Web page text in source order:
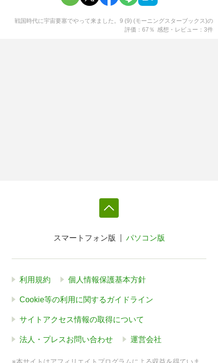
戦国時代に宇宙要塞でやって来ました。9 (9) (モーニングスターブックス)の
評価
67 ％ 感想・レビュー 3件
スマートフォン版 パソコン版
利用規約 個人情報保護基本方針
Cookie等の利用に関するガイドライン
サイトアクセス情報の取得について
法人・プレスお問い合わせ 運営会社
※本サイトはアフィリエイトプログラムによる収益を得ていま